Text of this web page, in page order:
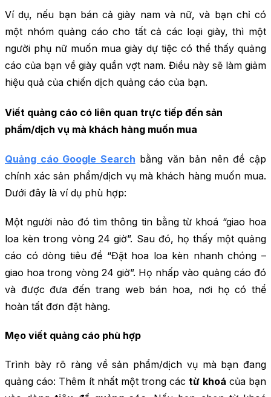
Ví dụ, nếu bạn bán cả giày nam và nữ, và bạn chỉ có
một nhóm quảng cáo cho tất cả các loại giày, thì một
người phụ nữ muốn mua giày dự tiệc có thể thấy quảng
cáo của bạn về giày quần vợt nam. Điều này sẽ làm giảm
hiệu quả của chiến dịch quảng cáo của bạn.
Viết quảng cáo có liên quan trực tiếp đến sản
phẩm/dịch vụ mà khách hàng muốn mua
Quảng cáo Google Search bằng văn bản nên đề cập
chính xác sản phẩm/dịch vụ mà khách hàng muốn mua.
Dưới đây là ví dụ phù hợp:
Một người nào đó tìm thông tin bằng từ khoá “giao hoa
loa kèn trong vòng 24 giờ”. Sau đó, họ thấy một quảng
cáo có dòng tiêu đề “Đặt hoa loa kèn nhanh chóng –
giao hoa trong vòng 24 giờ”. Họ nhấp vào quảng cáo đó
và được đưa đến trang web bán hoa, nơi họ có thể
hoàn tất đơn đặt hàng.
Mẹo viết quảng cáo phù hợp
Trình bày rõ ràng về sản phẩm/dịch vụ mà bạn đang
quảng cáo: Thêm ít nhất một trong cáctừ khoá của bạn